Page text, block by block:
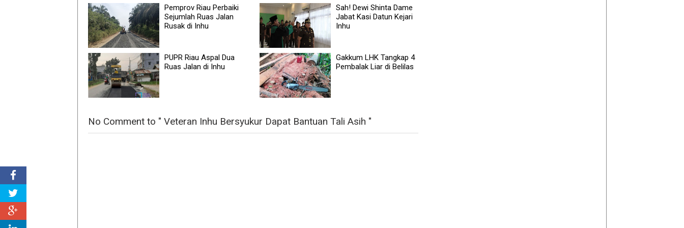
Pemprov Riau Perbaiki
Sejumlah Ruas Jalan
Rusak di Inhu
Sah! Dewi Shinta Dame
Jabat Kasi Datun Kejari
Inhu
PUPR Riau Aspal Dua
Ruas Jalan di Inhu
Gakkum LHK Tangkap 4
Pembalak Liar di Belilas
No Comment to " Veteran Inhu Bersyukur Dapat Bantuan Tali Asih "